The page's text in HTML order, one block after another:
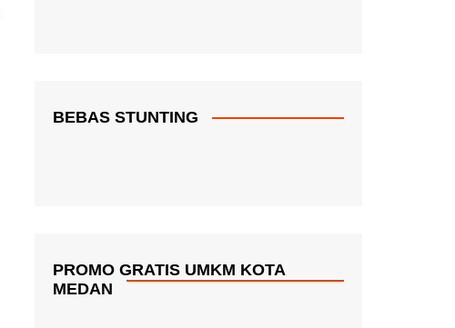
BEBAS STUNTING
PROMO GRATIS UMKM KOTA
MEDAN